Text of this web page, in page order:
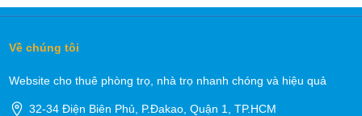
Về chúng tôi
Website cho thuê phòng trọ, nhà trọ nhanh chóng và hiệu quả
32-34 Điện Biên Phủ, P.Đakao, Quận 1, TP.HCM